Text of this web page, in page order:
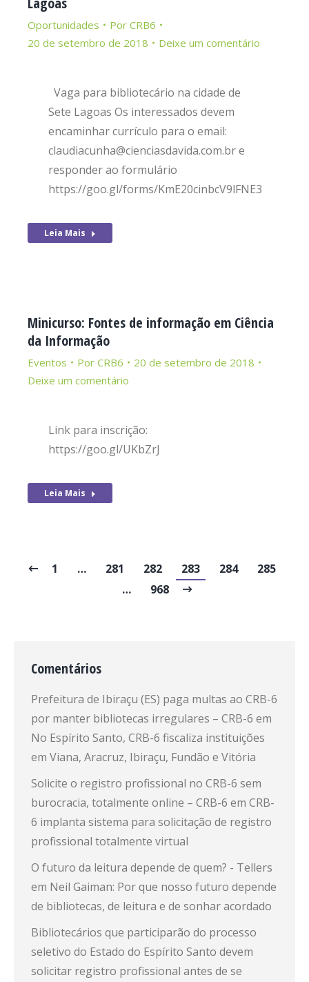
Oportunidades Por CRB6
20 de setembro de 2018
Deixe um comentário
Vaga para bibliotecário na cidade de
Sete Lagoas Os interessados devem
encaminhar currículo para o email:
claudiacunha@cienciasdavida.com.br e
responder ao formulário
https://goo.gl/forms/KmE20cinbcV9lFNE3
Leia Mais
Minicurso: Fontes de informação em Ciência
da Informação
Eventos Por CRB6
20 de setembro de 2018
Deixe um comentário
Link para inscrição:
https://goo.gl/UKbZrJ
Leia Mais
1 … 281 282 283 284
285
…
968
Comentários
Prefeitura de Ibiraçu (ES) paga multas ao CRB-6
por manter bibliotecas irregulares – CRB-6 em
No Espírito Santo, CRB-6 fiscaliza instituições
em Viana, Aracruz, Ibiraçu, Fundão e Vitória
Solicite o registro profissional no CRB-6 sem
burocracia, totalmente online – CRB-6 em CRB-
6 implanta sistema para solicitação de registro
profissional totalmente virtual
O futuro da leitura depende de quem? - Tellers
em Neil Gaiman: Por que nosso futuro depende
de bibliotecas, de leitura e de sonhar acordado
Bibliotecários que participarão do processo
seletivo do Estado do Espírito Santo devem
solicitar registro profissional antes de se